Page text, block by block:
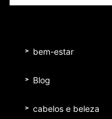
bem-estar
Blog
cabelos e beleza